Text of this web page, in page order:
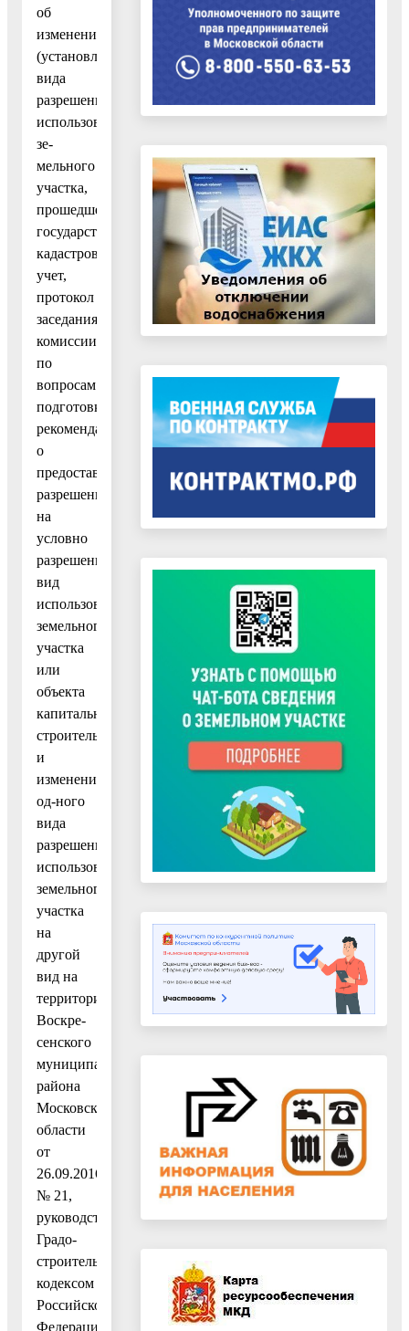
об
изменении
(установлении)
вида
разрешенного
использования
зе-
мельного
участка,
прошедшего
государственный
кадастровый
учет,
протокол
заседания
комиссии
по
вопросам
подготовки
рекомендаций
о
предоставлении
разрешения
на
условно
разрешенный
вид
использования
земельного
участка
или
объекта
капитального
строительства
и
изменения
од-ного
вида
разрешенного
использования
земельного
участка
на
другой
вид на
территории
Воскре-
сенского
муниципального
района
Московской
области
от
26.09.2016
№ 21,
руководствуясь
Градо-
строительным
кодексом
Российской
Федерации